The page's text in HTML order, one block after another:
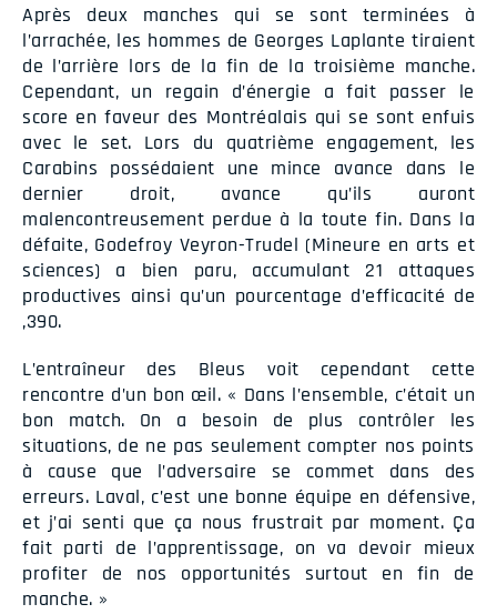
Après deux manches qui se sont terminées à
l’arrachée, les hommes de Georges Laplante tiraient
de l’arrière lors de la fin de la troisième manche.
Cependant, un regain d’énergie a fait passer le
score en faveur des Montréalais qui se sont enfuis
avec le set. Lors du quatrième engagement, les
Carabins possédaient une mince avance dans le
dernier droit, avance qu’ils auront
malencontreusement perdue à la toute fin. Dans la
défaite, Godefroy Veyron-Trudel (Mineure en arts et
sciences) a bien paru, accumulant 21 attaques
productives ainsi qu’un pourcentage d’efficacité de
,390.
L’entraîneur des Bleus voit cependant cette
rencontre d’un bon œil. « Dans l’ensemble, c’était un
bon match. On a besoin de plus contrôler les
situations, de ne pas seulement compter nos points
à cause que l’adversaire se commet dans des
erreurs. Laval, c’est une bonne équipe en défensive,
et j’ai senti que ça nous frustrait par moment. Ça
fait parti de l’apprentissage, on va devoir mieux
profiter de nos opportunités surtout en fin de
manche. »